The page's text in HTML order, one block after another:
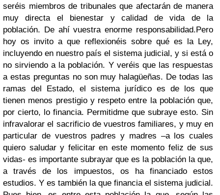
seréis miembros de tribunales que afectarán de manera
muy directa el bienestar y calidad de vida de la
población. De ahí vuestra enorme responsabilidad. Pero
hoy os invito a que reflexionéis sobre qué es la Ley,
incluyendo en nuestro país el sistema judicial, y si está o
no sirviendo a la población. Y veréis que las respuestas
a estas preguntas no son muy halagüeñas. De todas las
ramas del Estado, el sistema jurídico es de los que
tienen menos prestigio y respeto entre la población que,
por cierto, lo financia. Permitidme que subraye esto. Sin
infravalorar el sacrificio de vuestros familiares, y muy en
particular de vuestros padres y madres –a los cuales
quiero saludar y felicitar en este momento feliz de sus
vidas- es importante subrayar que es la población la que,
a través de los impuestos, os ha financiado estos
estudios. Y es también la que financia el sistema judicial.